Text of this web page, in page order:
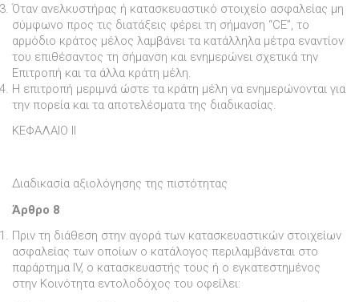
Όταν ανελκυστήρας ή κατασκευαστικό στοιχείο ασφαλείας µη
σύµφωνο προς τις διατάξεις φέρει τη σήµανση “CE”, το
αρµόδιο κράτος µέλος λαµβάνει τα κατάλληλα µέτρα εναντίον
του επιθέσαντος τη σήµανση και ενηµερώνει σχετικά την
Επιτροπή και τα άλλα κράτη µέλη.
Η επιτροπή µεριµνά ώστε τα κράτη µέλη να ενηµερώνονται για
την πορεία και τα αποτελέσµατα της διαδικασίας.
ΚΕΦΑΛΑΙΟ II
∆ιαδικασία αξιολόγησης της πιστότητας
Άρθρο 8
Πριν τη διάθεση στην αγορά των κατασκευαστικών στοιχείων
ασφαλείας των οποίων ο κατάλογος περιλαµβάνεται στο
παράρτηµα IV, ο κατασκευαστής τους ή ο εγκατεστηµένος
στην Κοινότητα εντολοδόχος του οφείλει: